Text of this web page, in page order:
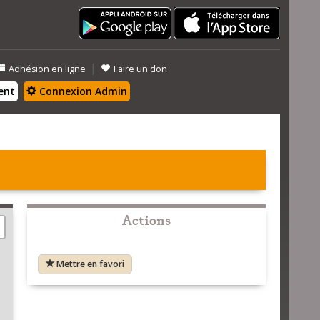
Adhésion en ligne | Faire un don
Connexion Admin
Actions
Mettre en favori